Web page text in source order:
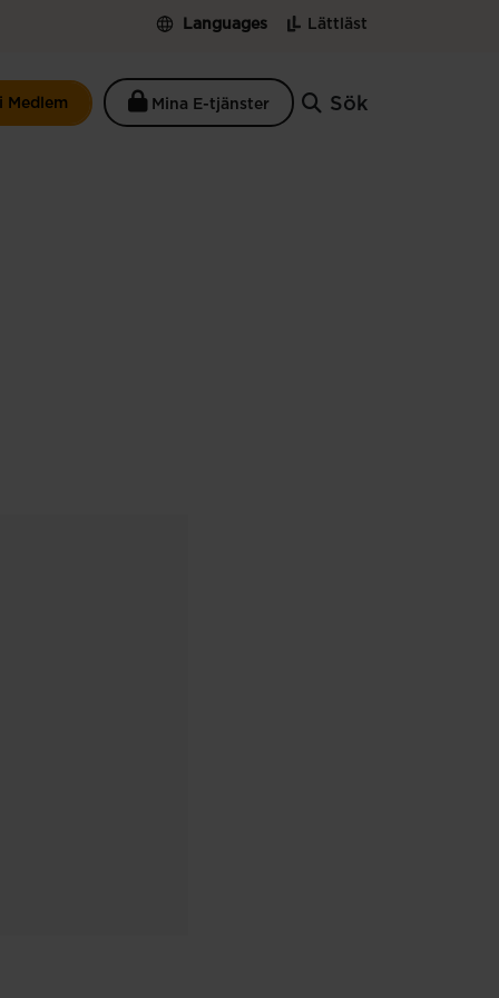
Languages Lättläst
Medlem Mina E-tjänster Sök